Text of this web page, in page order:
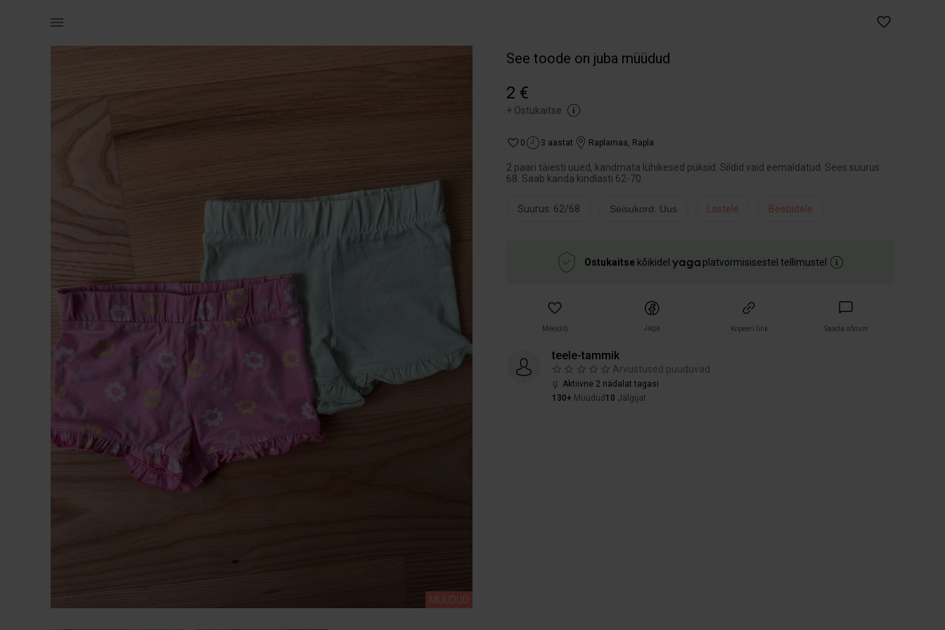
MÜÜDUD
See toode on juba müüdud
2 €
+ Ostukaitse
0 3 aastat Raplamaa, Rapla
2 paari täiesti uued, kandmata lühikesed püksid. Sildid vaid eemaldatud. Sees suurus
68. Saab kanda kindlasti 62-70
Suurus: 62/68 Seisukord: Uus Lastele Beebidele
Ostukaitse kõikidel platvormisisestel tellimustel
Meeldib Jaga Kopeeri link Saada sõnum
teele-tammik
Arvustused puuduvad
Aktiivne 2 nädalat tagasi
130+ Müüdud 10 Jälgijat